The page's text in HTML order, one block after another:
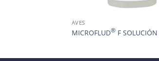
AVES
MICROFLUD®F SOLUCIÓN